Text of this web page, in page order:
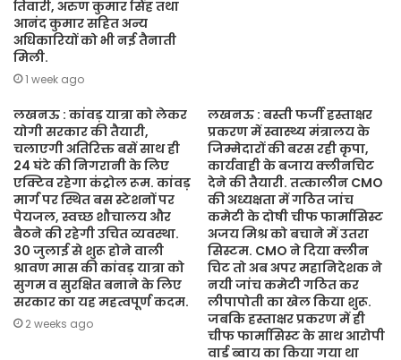
तिवारी, अरुण कुमार सिंह तथा
आनंद कुमार सहित अन्य
अधिकारियों को भी नई तैनाती
मिली.
1 week ago
लखनऊ : कांवड़ यात्रा को लेकर
योगी सरकार की तैयारी,
चलाएगी अतिरिक्त बसें साथ ही
24 घंटे की निगरानी के लिए
एक्टिव रहेगा कंट्रोल रूम. कांवड़
मार्ग पर स्थित बस स्टेशनों पर
पेयजल, स्वच्छ शौचालय और
बैठने की रहेगी उचित व्यवस्था.
30 जुलाई से शुरू होने वाली
श्रावण मास की कांवड़ यात्रा को
सुगम व सुरक्षित बनाने के लिए
सरकार का यह महत्वपूर्ण कदम.
2 weeks ago
लखनऊ : बस्ती फर्जी हस्ताक्षर
प्रकरण में स्वास्थ्य मंत्रालय के
जिम्मेदारों की बरस रही कृपा,
कार्यवाही के बजाय क्लीनचिट
देने की तैयारी. तत्कालीन CMO
की अध्यक्षता में गठित जांच
कमेटी के दोषी चीफ फार्मासिस्ट
अजय मिश्र को बचाने में उतरा
सिस्टम. CMO ने दिया क्लीन
चिट तो अब अपर महानिदेशक ने
नयी जांच कमेटी गठित कर
लीपापोती का खेल किया शुरू.
जबकि हस्ताक्षर प्रकरण में ही
चीफ फार्मासिस्ट के साथ आरोपी
वार्ड ब्वाय का किया गया था